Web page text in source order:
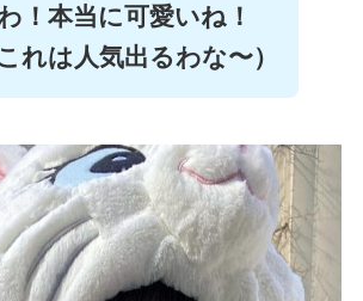
！本当に可愛いね！
これは人気出るわな〜）